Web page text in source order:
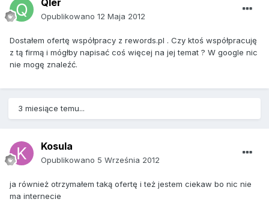
Qler
Opublikowano 12 Maja 2012
Dostałem ofertę współpracy z rewords.pl . Czy ktoś współpracuję
z tą firmą i mógłby napisać coś więcej na jej temat ? W google nic
nie mogę znaleźć.
3 miesiące temu...
Kosula
Opublikowano 5 Września 2012
ja również otrzymałem taką ofertę i też jestem ciekaw bo nic nie
ma internecie